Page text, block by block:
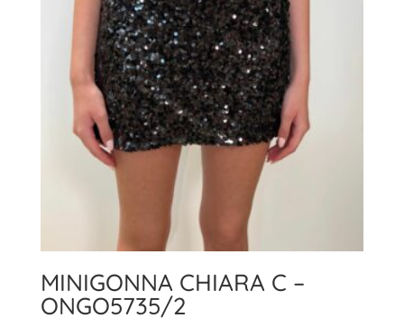
MINIGONNA CHIARA C –
ONGO5735/2